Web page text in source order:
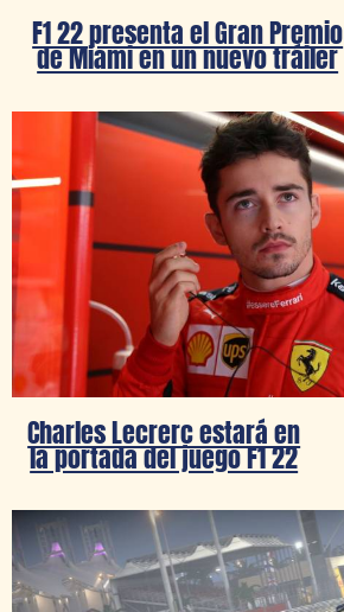
F1 22 presenta el Gran Premio
de Miami en un nuevo tráiler
Charles Lecrerc estará en
la portada del juego F1 22